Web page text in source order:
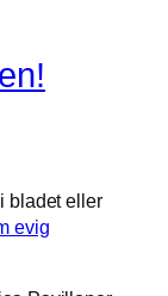
bladet eller
evig